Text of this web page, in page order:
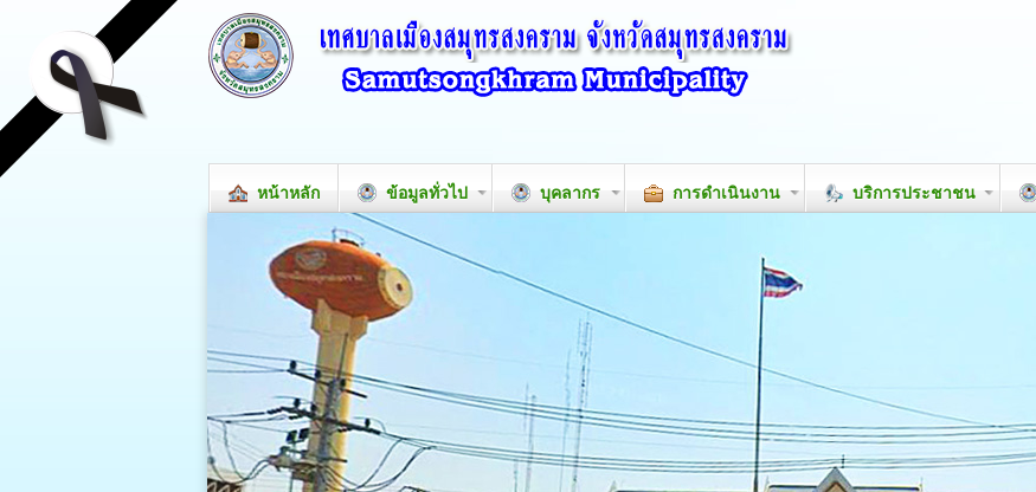
หน้าหลัก ข้อมูลทั่วไป บุคลากร การดำเนินงาน บริการประชาชน